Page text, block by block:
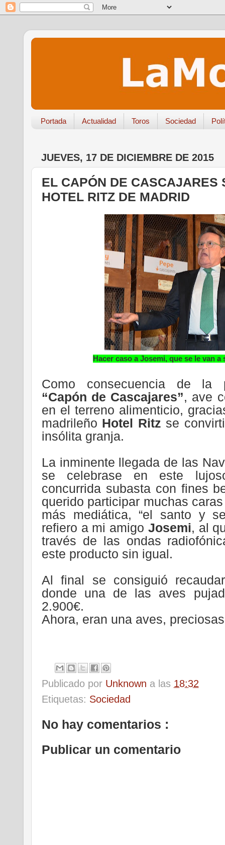
Portada Actualidad Toros Sociedad
JUEVES, 17 DE DICIEMBRE DE 2015
EL CAPÓN DE CASCAJARES
HOTEL RITZ DE MADRID
Hacer caso a Josemi, que se le van
Como consecuencia de la
“Capón de Cascajares”, ave
en el terreno alimenticio,
madrileño Hotel Ritz se
insólita granja.
La inminente llegada de las
se celebrase en este
concurrida subasta con fines
querido participar muchas
más mediática, “el santo y
refiero a mi amigo Josemi, al
través de las ondas
este producto sin igual.
Al final se consiguió
donde una de las aves
2.900€.
Ahora, eran una aves,
Publicado por Unknown a las 18:32
Etiquetas: Sociedad
No hay comentarios :
Publicar un comentario